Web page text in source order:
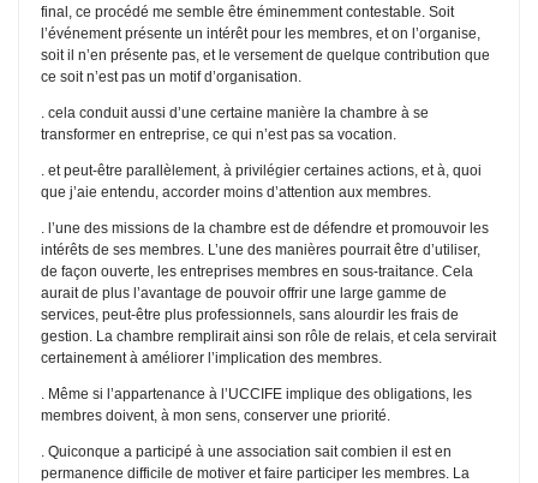
final, ce procédé me semble être éminemment contestable. Soit
l’événement présente un intérêt pour les membres, et on l’organise,
soit il n’en présente pas, et le versement de quelque contribution que
ce soit n’est pas un motif d’organisation.
. cela conduit aussi d’une certaine manière la chambre à se
transformer en entreprise, ce qui n’est pas sa vocation.
. et peut-être parallèlement, à privilégier certaines actions, et à, quoi
que j’aie entendu, accorder moins d’attention aux membres.
. l’une des missions de la chambre est de défendre et promouvoir les
intérêts de ses membres. L’une des manières pourrait être d’utiliser,
de façon ouverte, les entreprises membres en sous-traitance. Cela
aurait de plus l’avantage de pouvoir offrir une large gamme de
services, peut-être plus professionnels, sans alourdir les frais de
gestion. La chambre remplirait ainsi son rôle de relais, et cela servirait
certainement à améliorer l’implication des membres.
. Même si l’appartenance à l’UCCIFE implique des obligations, les
membres doivent, à mon sens, conserver une priorité.
. Quiconque a participé à une association sait combien il est en
permanence difficile de motiver et faire participer les membres. La